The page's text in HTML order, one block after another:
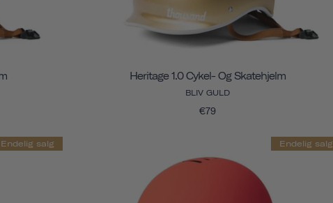
Heritage 1.0 Cykel- Og Skatehjelm
BLIV GULD
€79
Endelig salg Endelig salg